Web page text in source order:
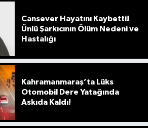
Cansever Hayatını Kaybetti!
Ünlü Şarkıcının Ölüm Nedeni ve
Hastalığı
Kahramanmaraş’ta Lüks
Otomobil Dere Yatağında
Askıda Kaldı!